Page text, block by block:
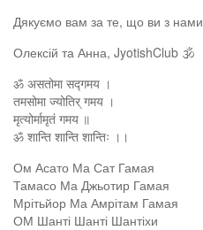
Дякуємо вам за те, що ви з нами
Олексій та Анна, JyotishClub 🕉
ॐ असतोमा सद्गमय ।
तमसोमा ज्योतिर् गमय ।
मृत्योर्मामृतं गमय ॥
ॐ शान्ति शान्ति शान्तिः ।।
Ом Асато Ма Сат Гамая
Тамасо Ма Джьотир Гамая
Мрітьйор Ма Амрітам Гамая
ОМ Шанті Шанті Шантіхи